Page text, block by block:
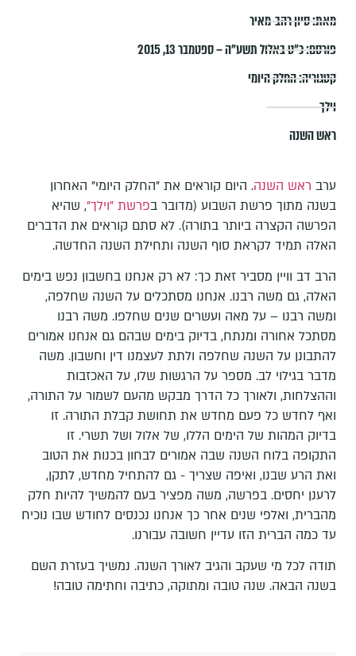
מאת:סיון רהב-מאיר
פורסם:כ״ט באלול תשע״ה – ספטמבר 13, 2015
קטגוריה:החלק היומי
וילך
ראש השנה
ערב ראש השנה. היום קוראים את "החלק היומי" האחרון
בשנה מתוך פרשת השבוע (מדובר בפרשת "וילך", שהיא
הפרשה הקצרה ביותר בתורה). לא סתם קוראים את הדברים
האלה תמיד לקראת סוף השנה ותחילת השנה החדשה.
הרב דב וויין מסביר זאת כך: לא רק אנחנו בחשבון נפש בימים
האלה, גם משה רבנו. אנחנו מסתכלים על השנה שחלפה,
ומשה רבנו – על מאה ועשרים שנים שחלפו. משה רבנו
מסתכל אחורה ומנתח, בדיוק בימים שבהם גם אנחנו אמורים
להתבונן על השנה שחלפה ולתת לעצמנו דין וחשבון. משה
מדבר בגילוי לב. מספר על הרגשות שלו, על האכזבות
וההצלחות, ולאורך כל הדרך מבקש מהעם לשמור על התורה,
ואף לחדש כל פעם מחדש את תחושת קבלת התורה. זו
בדיוק המהות של הימים הללו, של אלול ושל תשרי. זו
התקופה בלוח השנה שבה אמורים לבחון בכנות את הטוב
ואת הרע שבנו, ואיפה שצריך - גם להתחיל מחדש, לתקן,
לרענן יחסים. בפרשה, משה מפציר בעם להמשיך להיות חלק
מהברית, ואלפי שנים אחר כך אנחנו נכנסים לחודש שבו נוכיח
עד כמה הברית הזו עדיין חשובה עבורנו.
תודה לכל מי שעקב והגיב לאורך השנה. נמשיך בעזרת השם
בשנה הבאה. שנה טובה ומתוקה, כתיבה וחתימה טובה!